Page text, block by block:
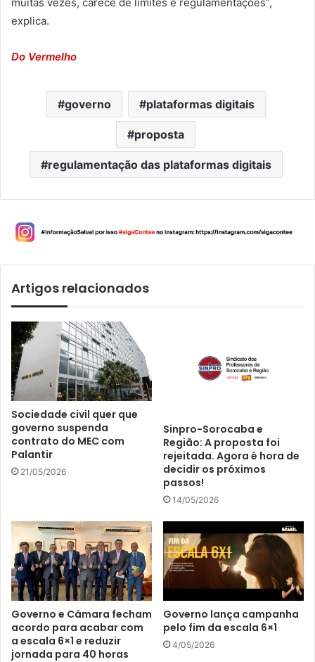
muitas vezes, carece de limites e regulamentações”,
explica.
Do Vermelho
governo plataformas digitais
proposta
regulamentação das plataformas digitais
Artigos relacionados
Sociedade civil quer que
governo suspenda
contrato do MEC com
Palantir
21/05/2026
Sinpro-Sorocaba e
Região: A proposta foi
rejeitada. Agora é hora de
decidir os próximos
passos!
14/05/2026
Governo e Câmara fecham
acordo para acabar com
a escala 6×1 e reduzir
jornada para 40 horas
Governo lança campanha
pelo fim da escala 6×1
4/05/2026